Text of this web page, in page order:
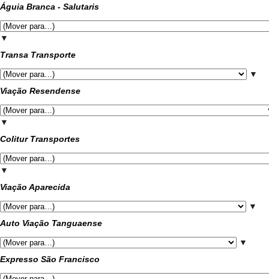
Águia Branca - Salutaris
▼
Transa Transporte
▼
Viação Resendense
▼
Colitur Transportes
▼
Viação Aparecida
▼
Auto Viação Tanguaense
▼
Expresso São Francisco